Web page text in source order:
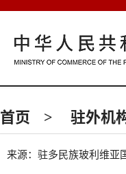
首页 > 驻外机
来源：驻多民族玻利维亚